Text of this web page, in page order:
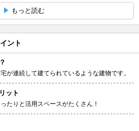
もっと読む
ント
が連続して建てられているような建物です。
ット
たりと活用スペースがたくさん！